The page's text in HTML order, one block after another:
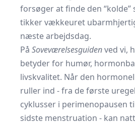
forsøger at finde den “kolde”
tikker vækkeuret
næste arbejdsdag.
På Soveværelsesguidenved vi,
betyder for humør,
livskvalitet. Når den
ruller ind - fra de første
cyklusser i perimenopausen
sidste menstruation - kan